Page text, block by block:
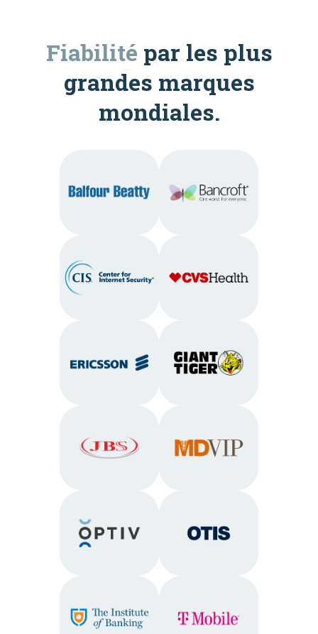
Fiabilité par les plus
grandes marques
mondiales.